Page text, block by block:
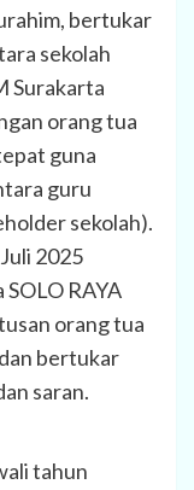
bertukar
sekolah
Surakarta
orang tua
guna
guru
sekolah).
2025
RAYA
orang tua
bertukar
saran.
tahun